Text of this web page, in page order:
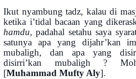
Ikut nyambung tadz, kalau di
ketika i’tidal bacaan yang
hamdu, padahal setahu saya
satunya apa yang dijahr’kan
mubaligh, dan apa yang
disirri’kan mubaligh ?
[Muhammad Mufty Aly].